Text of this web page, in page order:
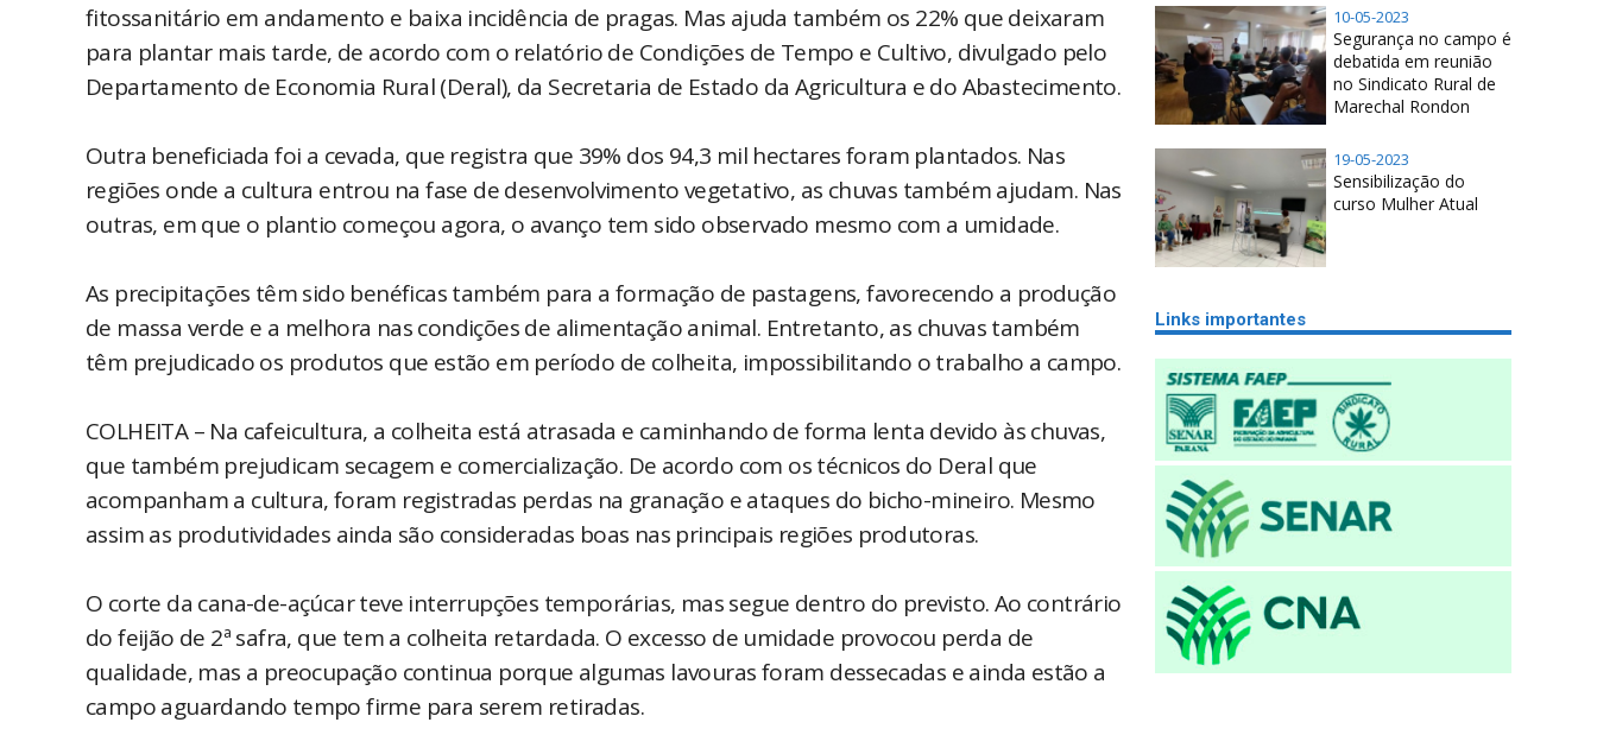
fitossanitário em andamento e baixa incidência de pragas. Mas ajuda também os 22% que deixaram
para plantar mais tarde, de acordo com o relatório de Condições de Tempo e Cultivo, divulgado pelo
Departamento de Economia Rural (Deral), da Secretaria de Estado da Agricultura e do Abastecimento.
Outra beneficiada foi a cevada, que registra que 39% dos 94,3 mil hectares foram plantados. Nas
regiões onde a cultura entrou na fase de desenvolvimento vegetativo, as chuvas também ajudam. Nas
outras, em que o plantio começou agora, o avanço tem sido observado mesmo com a umidade.
As precipitações têm sido benéficas também para a formação de pastagens, favorecendo a produção
de massa verde e a melhora nas condições de alimentação animal. Entretanto, as chuvas também
têm prejudicado os produtos que estão em período de colheita, impossibilitando o trabalho a campo.
COLHEITA – Na cafeicultura, a colheita está atrasada e caminhando de forma lenta devido às chuvas,
que também prejudicam secagem e comercialização. De acordo com os técnicos do Deral que
acompanham a cultura, foram registradas perdas na granação e ataques do bicho-mineiro. Mesmo
assim as produtividades ainda são consideradas boas nas principais regiões produtoras.
O corte da cana-de-açúcar teve interrupções temporárias, mas segue dentro do previsto. Ao contrário
do feijão de 2ª safra, que tem a colheita retardada. O excesso de umidade provocou perda de
qualidade, mas a preocupação continua porque algumas lavouras foram dessecadas e ainda estão a
campo aguardando tempo firme para serem retiradas.
10-05-2023
Segurança no campo é
debatida em reunião
no Sindicato Rural de
Marechal Rondon
19-05-2023
Sensibilização do
curso Mulher Atual
Links importantes